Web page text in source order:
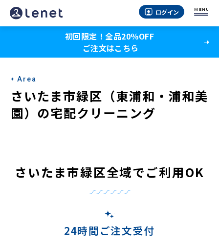
さ
い
ま
市
緑
区
和・
ログイン MENU
初回限定！全品20％OFF
ご注文はこちら
Area
さいたま市緑区（東浦和・浦和美
園）の宅配クリーニング
さいたま市緑区全域でご利用OK
24時間ご注文受付